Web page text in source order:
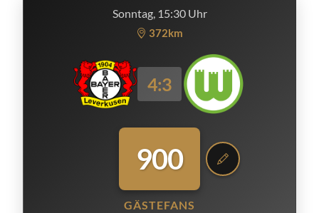
Sonntag, 15:30 Uhr
372km
4:3
900
GÄSTEFANS